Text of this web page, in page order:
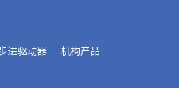
进驱动器
机构产品